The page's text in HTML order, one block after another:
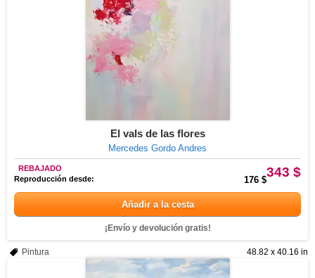
El vals de las flores
Mercedes Gordo Andres
343 $
REBAJADO
Reproducción desde:
176 $
Añadir a la cesta
¡Envío y devolución gratis!
48.82 x 40.16 in
Pintura